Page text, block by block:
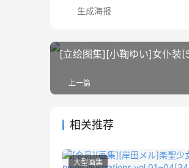
生成海报
[立绘图集][小鞠ゆい]女仆装
上一篇
相关推荐
大型画集